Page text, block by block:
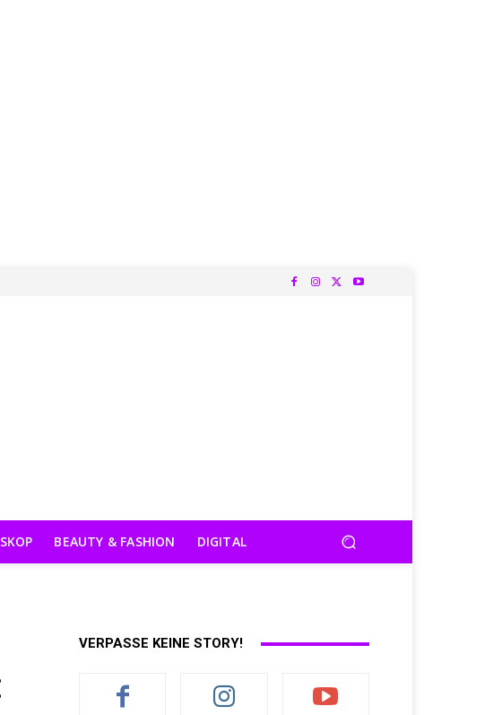
BEAUTY & FASHION DIGITAL
VERPASSE KEINE STORY!